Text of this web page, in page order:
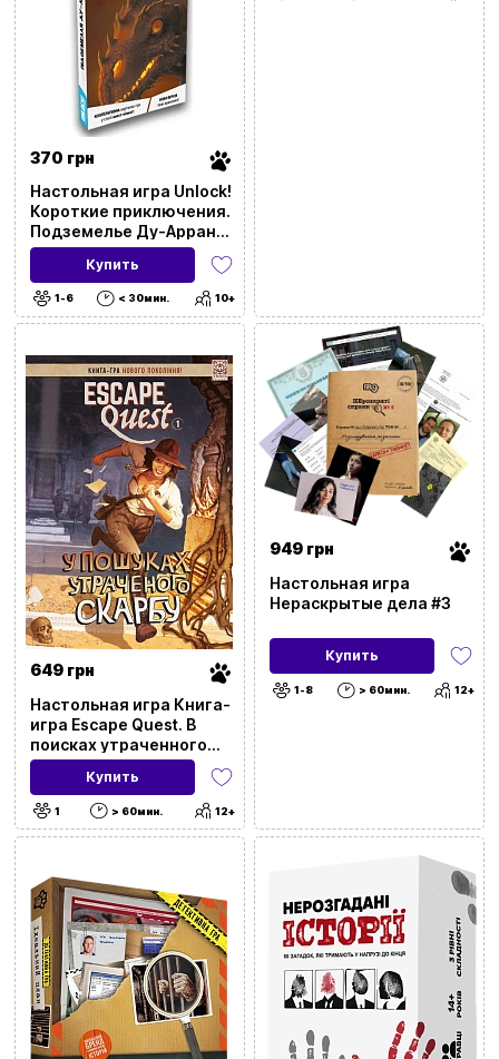
370 грн
Настольная игра Unlock!
Короткие приключения.
Подземелье Ду-Аррана
(Unlock!: Short
Adventures. Doo-Arann's
Dungeon)
Купить
1-6 < 30мин. 10+
649 грн
Настольная игра Книга-
игра Escape Quest. В
поисках утраченного
клада (Escape Quest:
Search for the Lost
Treasure)
Купить
1 > 60мин. 12+
949 грн
Настольная игра
Нераскрытые дела #3
Купить
1-8 > 60мин. 12+